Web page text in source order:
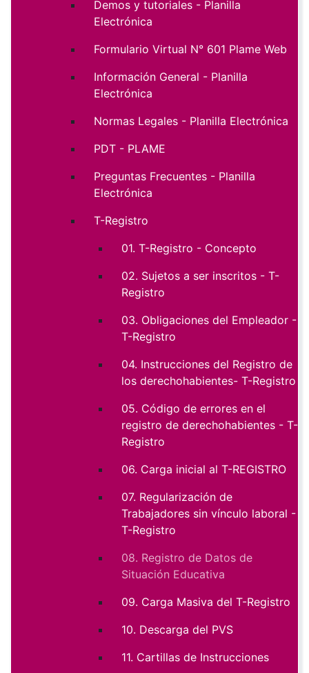
Demos y tutoriales - Planilla
Electrónica
Formulario Virtual N° 601 Plame Web
Información General - Planilla
Electrónica
Normas Legales - Planilla Electrónica
PDT - PLAME
Preguntas Frecuentes - Planilla
Electrónica
T-Registro
01. T-Registro - Concepto
02. Sujetos a ser inscritos - T-
Registro
03. Obligaciones del Empleador -
T-Registro
04. Instrucciones del Registro de
los derechohabientes- T-Registro
05. Código de errores en el
registro de derechohabientes - T-
Registro
06. Carga inicial al T-REGISTRO
07. Regularización de
Trabajadores sin vínculo laboral -
T-Registro
08. Registro de Datos de
Situación Educativa
09. Carga Masiva del T-Registro
10. Descarga del PVS
11. Cartillas de Instrucciones